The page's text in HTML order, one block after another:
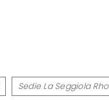
Sedie La Seggiola Rho